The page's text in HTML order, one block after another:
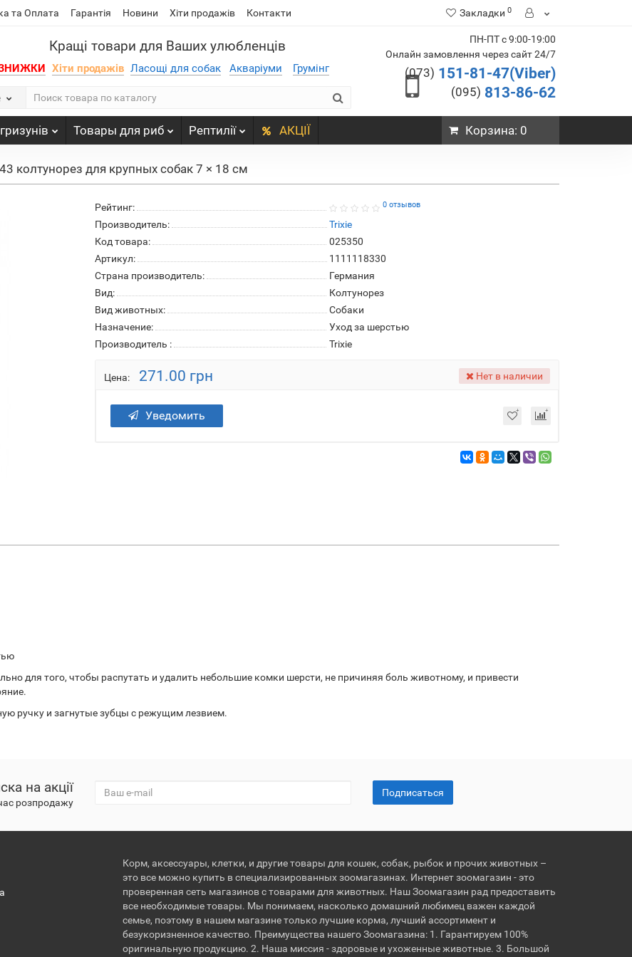
та Оплата Гарантія Новини Хіти продажів Контакти Закладки 0
Кращі товари для Ваших улюбленців
Хіти продажів Ласощі для собак Акваріуми Грумінг
ПН-ПТ с 9:00-19:00
Онлайн замовлення через сайт 24/7
(073) 151-81-47(Viber)
(095) 813-86-62
Товары для риб Рептилії АКЦІЇ Корзина: 0
колтунорез для крупных собак 7 × 18 см
Рейтинг: 0 отзывов
Производитель:
Trixie
Код товара:
025350
Артикул:
1111118330
Страна производитель:
Германия
Вид:
Колтунорез
Вид животных:
Собаки
Назначение:
Уход за шерстью
Производитель :
Trixie
Цена: 271.00 грн Нет в наличии
Уведомить
для того, чтобы распутать и удалить небольшие комки шерсти, не причиняя боль животному, и привести
ручку и загнутые зубцы с режущим лезвием.
на акції
розпродажу
Подписаться
Корм, аксессуары, клетки, и другие товары для кошек, собак, рыбок и прочих животных –
это все можно купить в специализированных зоомагазинах. Интернет зоомагазин - это
проверенная сеть магазинов с товарами для животных. Наш Зоомагазин рад предоставить
все необходимые товары. Мы понимаем, насколько домашний любимец важен каждой
семье, поэтому в нашем магазине только лучшие корма, лучший ассортимент и
безукоризненное качество. Преимущества нашего Зоомагазина: 1. Гарантируем 100%
оригинальную продукцию. 2. Наша миссия - здоровые и ухоженные животные. 3. Большой